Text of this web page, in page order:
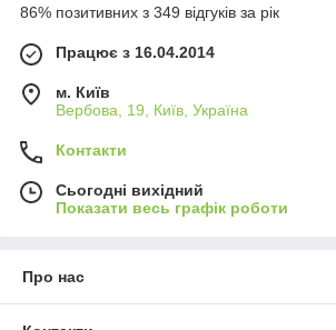
86% позитивних з 349 відгуків за рік
Працює з 16.04.2014
м. Київ
Вербова, 19, Київ, Україна
Контакти
Сьогодні вихідний
Показати весь графік роботи
Про нас